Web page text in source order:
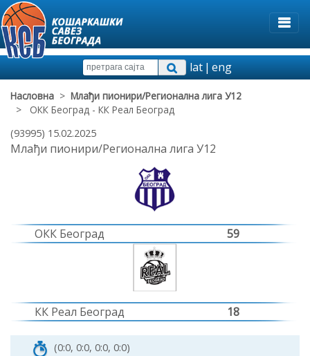
lat|eng
Насловна > Млађи пионири/Регионална лига У12
> ОКК Београд - КК Реал Београд
(93995) 15.02.2025
Млађи пионири/Регионална лига У12
ОКК Београд 59
КК Реал Београд 18
(0:0, 0:0, 0:0, 0:0)